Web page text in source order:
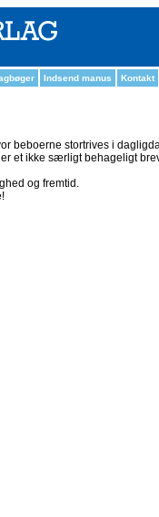
Indsend manus Kontakt
beboerne stortrives i
et ikke særligt behageligt
og fremtid.